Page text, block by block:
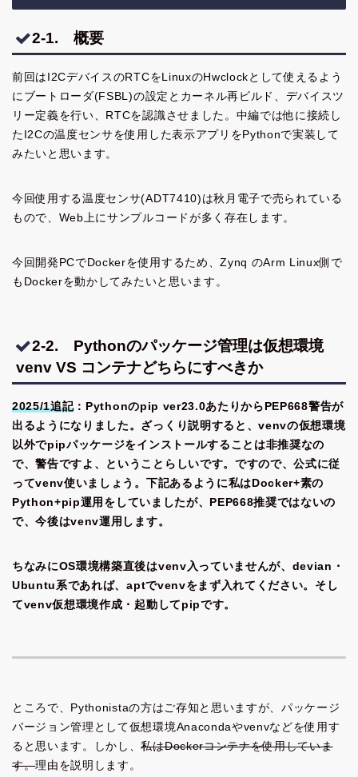
2-1. 概要
前回はI2CデバイスのRTCをLinuxのHwclockとして使えるよう
にブートローダ(FSBL)の設定とカーネル再ビルド、デバイスツ
リー定義を行い、RTCを認識させました。中編では他に接続し
たI2Cの温度センサを使用した表示アプリをPythonで実装して
みたいと思います。
今回使用する温度センサ(ADT7410)は秋月電子で売られている
もので、Web上にサンプルコードが多く存在します。
今回開発PCでDockerを使用するため、Zynq のArm Linux側で
もDockerを動かしてみたいと思います。
2-2. Pythonのパッケージ管理は仮想環境
venv VS コンテナどちらにすべきか
2025/1追記：Pythonのpip ver23.0あたりからPEP668警告が
出るようになりました。ざっくり説明すると、venvの仮想環境
以外でpipパッケージをインストールすることは非推奨なの
で、警告ですよ、ということらしいです。ですので、公式に従
ってvenv使いましょう。下記あるように私はDocker+素の
Python+pip運用をしていましたが、PEP668推奨ではないの
で、今後はvenv運用します。
ちなみにOS環境構築直後はvenv入っていませんが、devian・
Ubuntu系であれば、aptでvenvをまず入れてください。そし
てvenv仮想環境作成・起動してpipです。
ところで、Pythonistaの方はご存知と思いますが、パッケージ
バージョン管理として仮想環境Anacondaやvenvなどを使用す
ると思います。しかし、私はDockerコンテナを使用していま
す。理由を説明します。